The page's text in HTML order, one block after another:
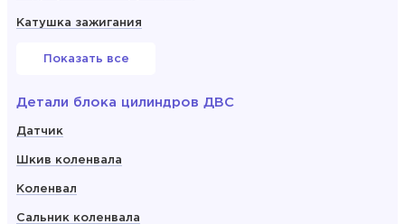
Катушка зажигания
Показать все
Детали блока цилиндров ДВС
Датчик
Шкив коленвала
Коленвал
Сальник коленвала